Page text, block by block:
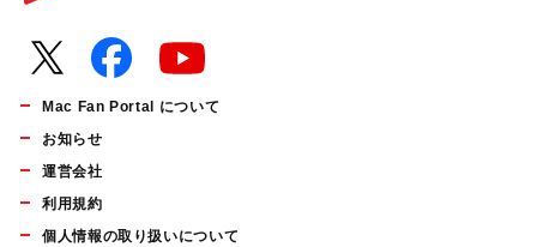
Mac Fan Portal について
お知らせ
運営会社
利用規約
個人情報の取り扱いについて